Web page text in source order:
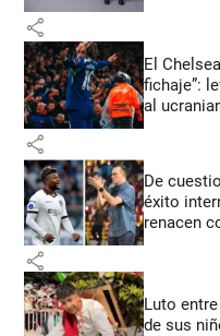
share
El
fichaje”:
al
share
De
éxito
renacen
share
Luto
de sus